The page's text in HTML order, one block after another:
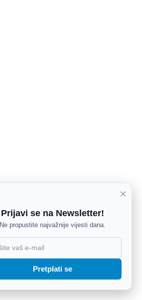
×
Prijavi se na Newsletter!
Ne propustite najvažnije vijesti dana.
Pretplati se